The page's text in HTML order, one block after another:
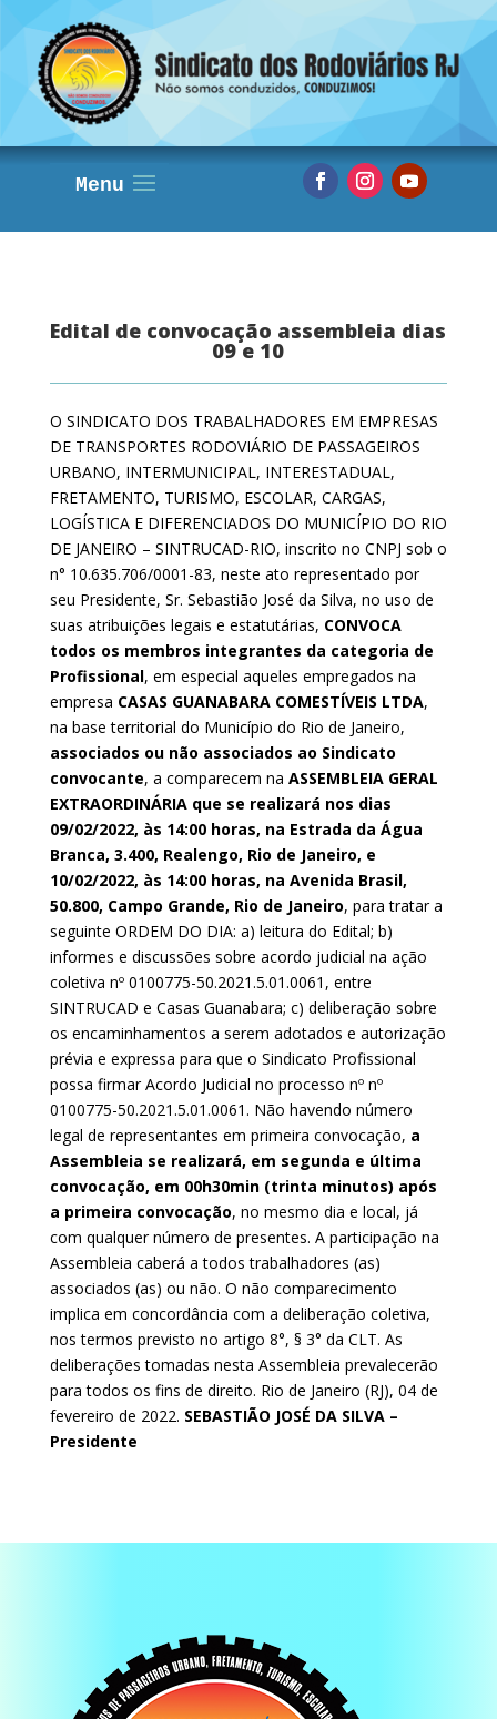
Edital de convocação assembleia dias
09 e 10
O SINDICATO DOS TRABALHADORES EM EMPRESAS
DE TRANSPORTES RODOVIÁRIO DE PASSAGEIROS
URBANO, INTERMUNICIPAL, INTERESTADUAL,
FRETAMENTO, TURISMO, ESCOLAR, CARGAS,
LOGÍSTICA E DIFERENCIADOS DO MUNICÍPIO DO RIO
DE JANEIRO – SINTRUCAD-RIO, inscrito no CNPJ sob o
n° 10.635.706/0001-83, neste ato representado por
seu Presidente, Sr. Sebastião José da Silva, no uso de
suas atribuições legais e estatutárias, CONVOCA
todos os membros integrantes da categoria de
Profissional, em especial aqueles empregados na
empresa CASAS GUANABARA COMESTÍVEIS LTDA,
na base territorial do Município do Rio de Janeiro,
associados ou não associados ao Sindicato
convocante, a comparecem na ASSEMBLEIA GERAL
EXTRAORDINÁRIA que se realizará nos dias
09/02/2022, às 14:00 horas, na Estrada da Água
Branca, 3.400, Realengo, Rio de Janeiro, e
10/02/2022, às 14:00 horas, na Avenida Brasil,
50.800, Campo Grande, Rio de Janeiro, para tratar a
seguinte ORDEM DO DIA: a) leitura do Edital; b)
informes e discussões sobre acordo judicial na ação
coletiva nº 0100775-50.2021.5.01.0061, entre
SINTRUCAD e Casas Guanabara; c) deliberação sobre
os encaminhamentos a serem adotados e autorização
prévia e expressa para que o Sindicato Profissional
possa firmar Acordo Judicial no processo nº nº
0100775-50.2021.5.01.0061. Não havendo número
legal de representantes em primeira convocação, a
Assembleia se realizará, em segunda e última
convocação, em 00h30min (trinta minutos) após
a primeira convocação, no mesmo dia e local, já
com qualquer número de presentes. A participação na
Assembleia caberá a todos trabalhadores (as)
associados (as) ou não. O não comparecimento
implica em concordância com a deliberação coletiva,
nos termos previsto no artigo 8°, § 3° da CLT. As
deliberações tomadas nesta Assembleia prevalecerão
para todos os fins de direito. Rio de Janeiro (RJ), 04 de
fevereiro de 2022. SEBASTIÃO JOSÉ DA SILVA –
Presidente